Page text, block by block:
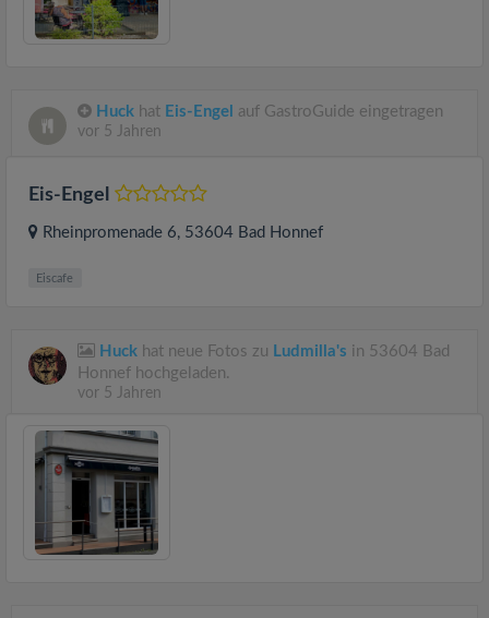
Huck hat Eis-Engel auf GastroGuide eingetragen
vor 5 Jahren
Eis-Engel
Rheinpromenade 6, 53604 Bad Honnef
Eiscafe
Huck hat neue Fotos zu Ludmilla's in 53604 Bad
Honnef hochgeladen.
vor 5 Jahren